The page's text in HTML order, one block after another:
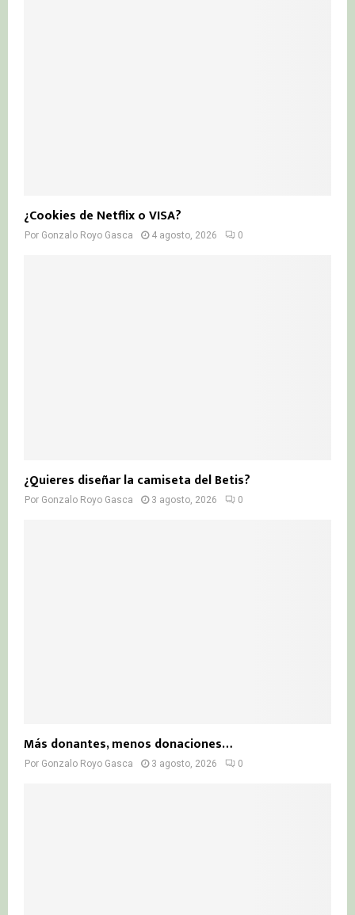
¿Cookies de Netflix o VISA?
Por Gonzalo Royo Gasca 4 agosto, 2026 0
¿Quieres diseñar la camiseta del Betis?
Por Gonzalo Royo Gasca 3 agosto, 2026 0
Más donantes, menos donaciones…
Por Gonzalo Royo Gasca 3 agosto, 2026 0